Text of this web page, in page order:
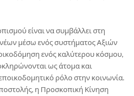
είναι να συμβάλλει στη
μέσω ενός συστήματος Αξιών
ενός καλύτερου κόσμου,
ως άτομα και
ρόλο στην κοινωνία.
η Προσκοπική Κίνηση